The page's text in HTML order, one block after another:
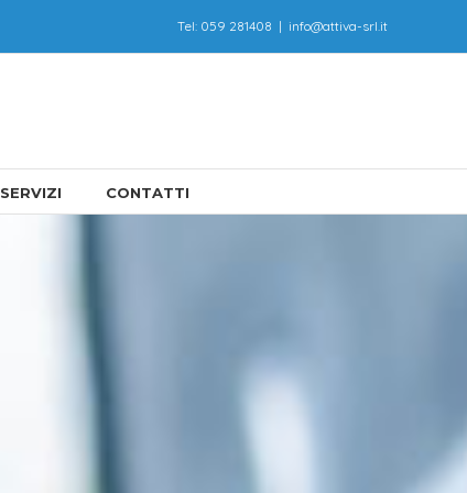
Tel: 059 281408 | info@attiva-srl.it
SERVIZI CONTATTI